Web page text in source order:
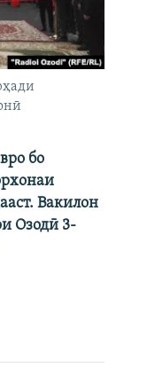
бо
Вакилон
Озодӣ 3-